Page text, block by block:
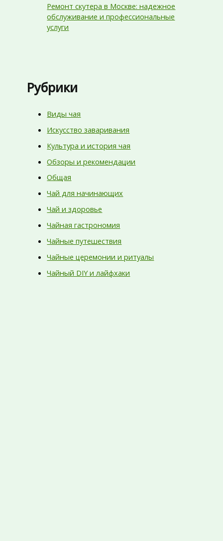
Ремонт скутера в Москве: надежное
обслуживание и профессиональные
услуги
Рубрики
Виды чая
Искусство заваривания
Культура и история чая
Обзоры и рекомендации
Общая
Чай для начинающих
Чай и здоровье
Чайная гастрономия
Чайные путешествия
Чайные церемонии и ритуалы
Чайный DIY и лайфхаки